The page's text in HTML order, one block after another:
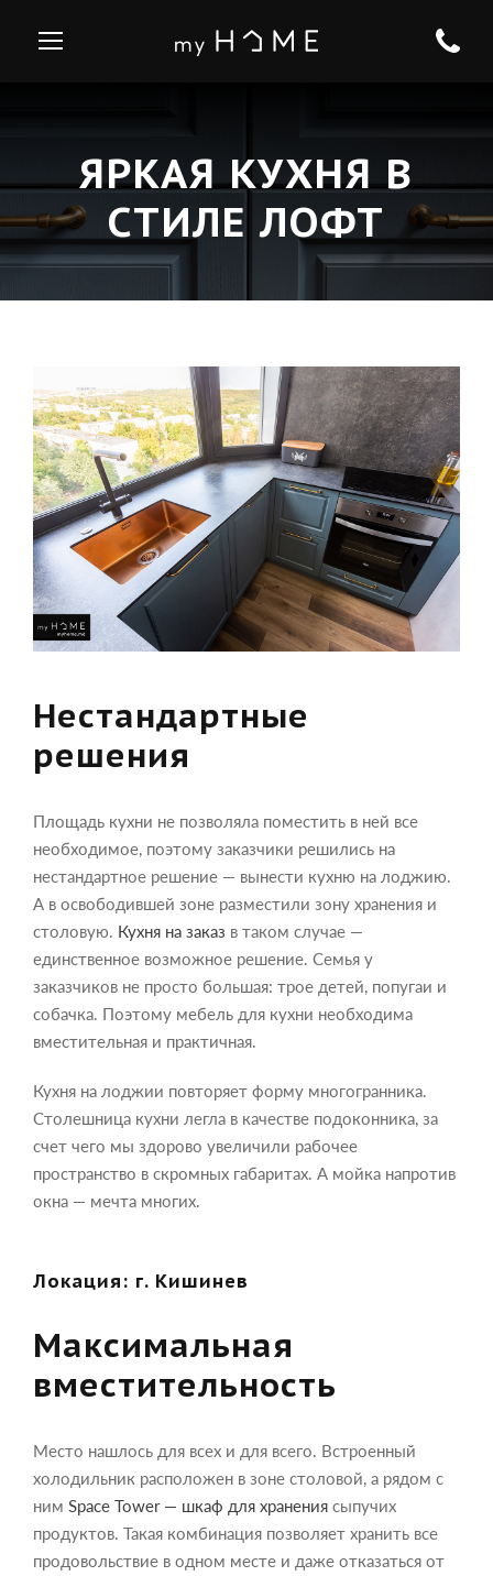
ЯРКАЯ КУХНЯ В
СТИЛЕ ЛОФТ
Нестандартные
решения
Площадь кухни не позволяла поместить в ней все
необходимое, поэтому заказчики решились на
нестандартное решение — вынести кухню на лоджию.
А в освободившей зоне разместили зону хранения и
столовую. Кухня на заказ в таком случае —
единственное возможное решение. Семья у
заказчиков не просто большая: трое детей, попугаи и
собачка. Поэтому мебель для кухни необходима
вместительная и практичная.
Кухня на лоджии повторяет форму многогранника.
Столешница кухни легла в качестве подоконника, за
счет чего мы здорово увеличили рабочее
пространство в скромных габаритах. А мойка напротив
окна — мечта многих.
Локация: г. Кишинев
Максимальная
вместительность
Место нашлось для всех и для всего. Встроенный
холодильник расположен в зоне столовой, а рядом с
ним Space Tower — шкаф для хранения сыпучих
продуктов. Такая комбинация позволяет хранить все
продовольствие в одном месте и даже отказаться от